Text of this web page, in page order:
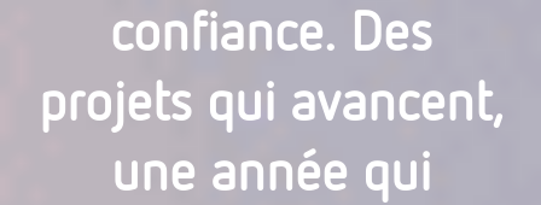
confiance. Des
projets qui avancent,
une année qui